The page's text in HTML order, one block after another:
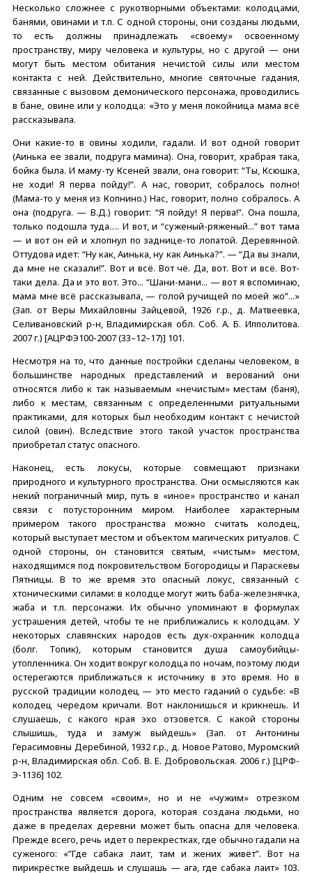
Несколько сложнее с рукотворными объектами: колодцами,
банями, овинами и т.п. С одной стороны, они созданы людьми,
то есть должны принадлежать «своему» освоенному
пространству, миру человека и культуры, но с другой — они
могут быть местом обитания нечистой силы или местом
контакта с ней. Действительно, многие святочные гадания,
связанные с вызовом демонического персонажа, проводились
в бане, овине или у колодца: «Это у меня покойница мама всё
рассказывала.
Они какие-то в овины ходили, гадали. И вот одной говорит
(Аинька ее звали, подруга мамина). Она, говорит, храбрая така,
бойка была. И маму-ту Ксеней звали, она говорит: “Ты, Ксюшка,
не ходи! Я перва пойду!”. А нас, говорит, собралось полно!
(Мама-то у меня из Копнино.) Нас, говорит, полно собралось. А
она (подруга. — В.Д.) говорит: “Я пойду! Я перва!”. Она пошла,
только подошла туда…. И вот, и “суженый-ряженый...” вот тама
— и вот он ей и хлопнул по заднице-то лопатой. Деревянной.
Оттудова идет: “Ну как, Аинька, ну как Аинька?”. — “Да вы знали,
да мне не сказали!”. Вот и всё. Вот чё. Да, вот. Вот и всё. Вот-
таки дела. Да и это вот. Это... “Шани-мани... — вот я вспоминаю,
мама мне всё рассказывала, — голой ручищей по моей жо”...»
(Зап. от Веры Михайловны Зайцевой, 1926 г.р., д. Матвеевка,
Селивановский р-н, Владимирская обл. Соб. А. Б. Ипполитова.
2007 г.) [АЦРФЭ100-2007 (33–12–17)] 101.
Несмотря на то, что данные постройки сделаны человеком, в
большинстве народных представлений и верований они
относятся либо к так называемым «нечистым» местам (баня),
либо к местам, связанным с определенными ритуальными
практиками, для которых был необходим контакт с нечистой
силой (овин). Вследствие этого такой участок пространства
приобретал статус опасного.
Наконец, есть локусы, которые совмещают признаки
природного и культурного пространства. Они осмысляются как
некий пограничный мир, путь в «иное» пространство и канал
связи с потусторонним миром. Наиболее характерным
примером такого пространства можно считать колодец,
который выступает местом и объектом магических ритуалов. С
одной стороны, он становится святым, «чистым» местом,
находящимся под покровительством Богородицы и Параскевы
Пятницы. В то же время это опасный локус, связанный с
хтоническими силами: в колодце могут жить баба-железнячка,
жаба и т.п. персонажи. Их обычно упоминают в формулах
устрашения детей, чтобы те не приближались к колодцам. У
некоторых славянских народов есть дух-охранник колодца
(болг. Топик), которым становится душа самоубийцы-
утопленника. Он ходит вокруг колодца по ночам, поэтому люди
остерегаются приближаться к источнику в это время. Но в
русской традиции колодец — это место гаданий о судьбе: «В
колодец чередом кричали. Вот наклонишься и крикнешь. И
слушаешь, с какого края эхо отзовется. С какой стороны
слышишь, туда и замуж выйдешь» (Зап. от Антонины
Герасимовны Деребиной, 1932 г.р., д. Новое Ратово, Муромский
р-н, Владимирская обл. Соб. В. Е. Добровольская. 2006 г.) [ЦРФ-
Э-1136] 102.
Одним не совсем «своим», но и не «чужим» отрезком
пространства является дорога, которая создана людьми, но
даже в пределах деревни может быть опасна для человека.
Прежде всего, речь идет о перекрестках, где обычно гадали на
суженого: «”Где сабака лаит, там и жених живёт”. Вот на
пирикрёстке выйдешь и слушашь — ага, где сабака лаит» 103.